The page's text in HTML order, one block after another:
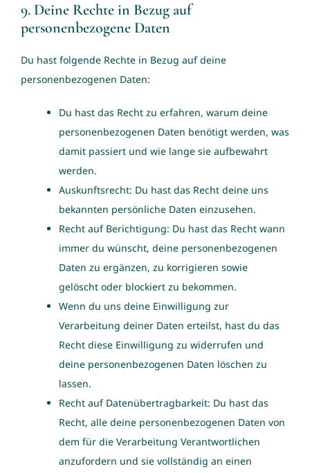
9. Deine Rechte in Bezug auf
personenbezogene Daten
Du hast folgende Rechte in Bezug auf deine
personenbezogenen Daten:
Du hast das Recht zu erfahren, warum deine
personenbezogenen Daten benötigt werden, was
damit passiert und wie lange sie aufbewahrt
werden.
Auskunftsrecht: Du hast das Recht deine uns
bekannten persönliche Daten einzusehen.
Recht auf Berichtigung: Du hast das Recht wann
immer du wünscht, deine personenbezogenen
Daten zu ergänzen, zu korrigieren sowie
gelöscht oder blockiert zu bekommen.
Wenn du uns deine Einwilligung zur
Verarbeitung deiner Daten erteilst, hast du das
Recht diese Einwilligung zu widerrufen und
deine personenbezogenen Daten löschen zu
lassen.
Recht auf Datenübertragbarkeit: Du hast das
Recht, alle deine personenbezogenen Daten von
dem für die Verarbeitung Verantwortlichen
anzufordern und sie vollständig an einen